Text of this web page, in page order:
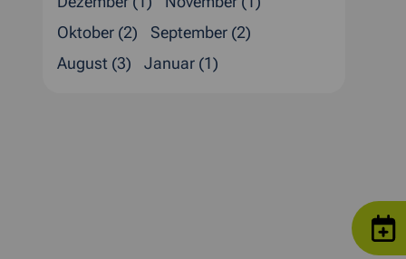
Oktober (2)
September (2)
August (3)
Januar (1)